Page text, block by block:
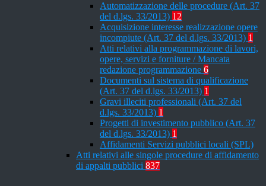
Automatizzazione delle procedure (Art. 37
del d.lgs. 33/2013) 12
Acquisizione interesse realizzazione opere
incompiute (Art. 37 del d.lgs. 33/2013) 1
Atti relativi alla programmazione di lavori,
opere, servizi e forniture / Mancata
redazione programmazione 6
Documenti sul sistema di qualificazione
(Art. 37 del d.lgs. 33/2013) 1
Gravi illeciti professionali (Art. 37 del
d.lgs. 33/2013) 1
Progetti di investimento pubblico (Art. 37
del d.lgs. 33/2013) 1
Affidamenti Servizi pubblici locali (SPL)
Atti relativi alle singole procedure di affidamento
di appalti pubblici 837